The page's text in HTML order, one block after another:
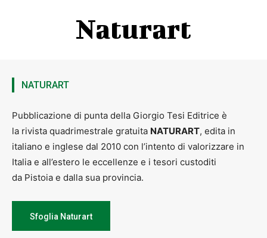
Naturart
NATURART
Pubblicazione di punta della Giorgio Tesi Editrice è
la rivista quadrimestrale gratuita NATURART, edita in
italiano e inglese dal 2010 con l’intento di valorizzare in
Italia e all’estero le eccellenze e i tesori custoditi
da Pistoia e dalla sua provincia.
Sfoglia Naturart